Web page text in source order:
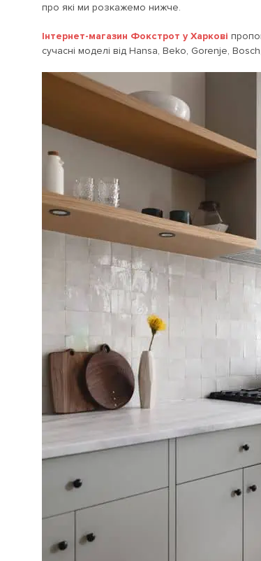
про які ми розкажемо нижче.
Інтернет-магазин Фокстрот у Харкові
сучасні моделі від Hansa, Beko, Gorenje,